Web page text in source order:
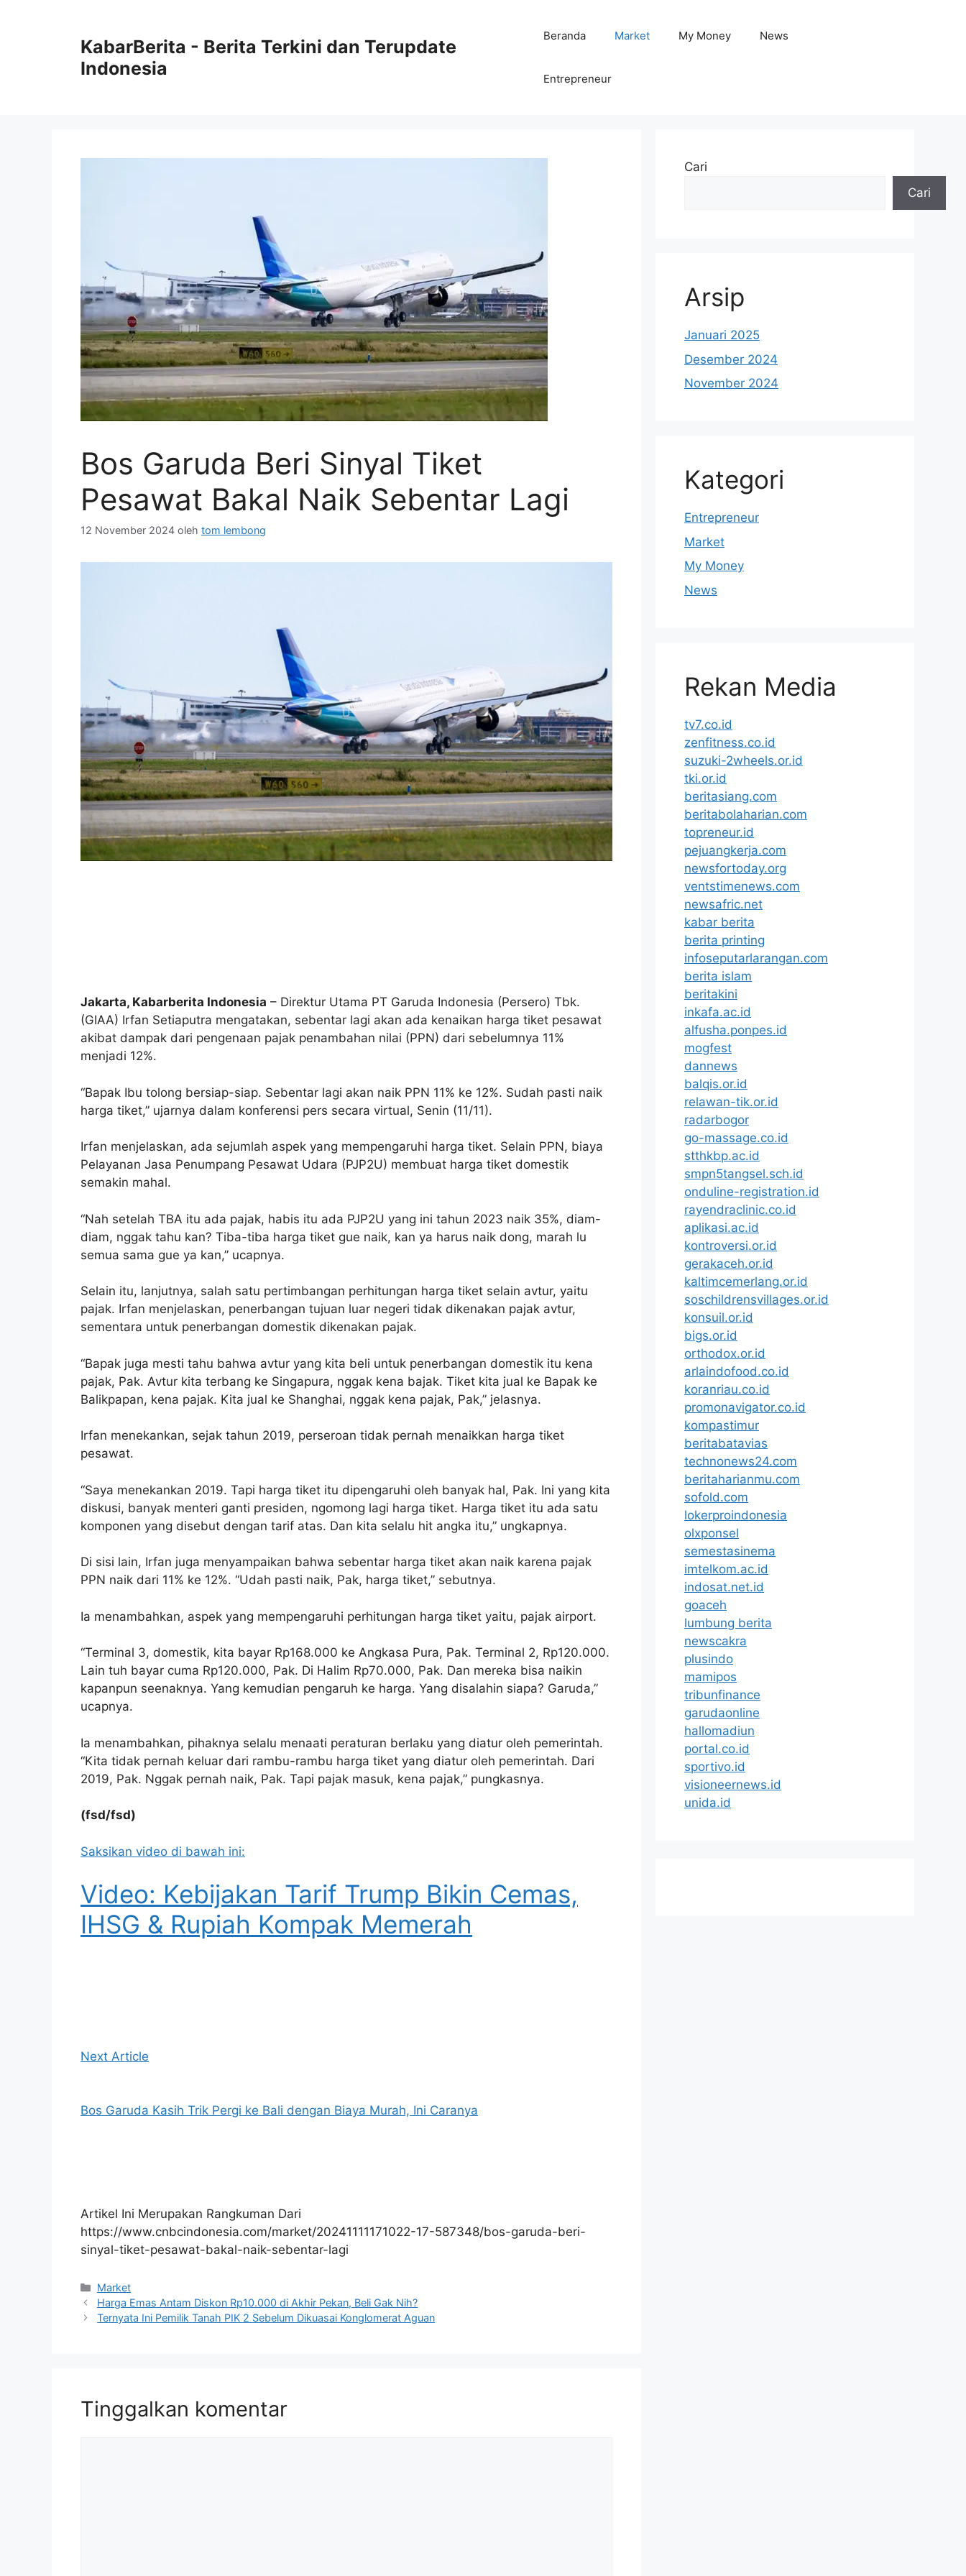
KabarBerita - Berita Terkini dan Terupdate
Indonesia
Beranda Market My Money News
Entrepreneur
Bos Garuda Beri Sinyal Tiket
Pesawat Bakal Naik Sebentar Lagi
12 November 2024 oleh tom lembong
Jakarta, Kabarberita Indonesia – Direktur Utama PT Garuda Indonesia (Persero) Tbk.
(GIAA) Irfan Setiaputra mengatakan, sebentar lagi akan ada kenaikan harga tiket pesawat
akibat dampak dari pengenaan pajak penambahan nilai (PPN) dari sebelumnya 11%
menjadi 12%.
“Bapak Ibu tolong bersiap-siap. Sebentar lagi akan naik PPN 11% ke 12%. Sudah pasti naik
harga tiket,” ujarnya dalam konferensi pers secara virtual, Senin (11/11).
Irfan menjelaskan, ada sejumlah aspek yang mempengaruhi harga tiket. Selain PPN, biaya
Pelayanan Jasa Penumpang Pesawat Udara (PJP2U) membuat harga tiket domestik
semakin mahal.
“Nah setelah TBA itu ada pajak, habis itu ada PJP2U yang ini tahun 2023 naik 35%, diam-
diam, nggak tahu kan? Tiba-tiba harga tiket gue naik, kan ya harus naik dong, marah lu
semua sama gue ya kan,” ucapnya.
Selain itu, lanjutnya, salah satu pertimbangan perhitungan harga tiket selain avtur, yaitu
pajak. Irfan menjelaskan, penerbangan tujuan luar negeri tidak dikenakan pajak avtur,
sementara untuk penerbangan domestik dikenakan pajak.
“Bapak juga mesti tahu bahwa avtur yang kita beli untuk penerbangan domestik itu kena
pajak, Pak. Avtur kita terbang ke Singapura, nggak kena bajak. Tiket kita jual ke Bapak ke
Balikpapan, kena pajak. Kita jual ke Shanghai, nggak kena pajak, Pak,” jelasnya.
Irfan menekankan, sejak tahun 2019, perseroan tidak pernah menaikkan harga tiket
pesawat.
“Saya menekankan 2019. Tapi harga tiket itu dipengaruhi oleh banyak hal, Pak. Ini yang kita
diskusi, banyak menteri ganti presiden, ngomong lagi harga tiket. Harga tiket itu ada satu
komponen yang disebut dengan tarif atas. Dan kita selalu hit angka itu,” ungkapnya.
Di sisi lain, Irfan juga menyampaikan bahwa sebentar harga tiket akan naik karena pajak
PPN naik dari 11% ke 12%. “Udah pasti naik, Pak, harga tiket,” sebutnya.
Ia menambahkan, aspek yang mempengaruhi perhitungan harga tiket yaitu, pajak airport.
“Terminal 3, domestik, kita bayar Rp168.000 ke Angkasa Pura, Pak. Terminal 2, Rp120.000.
Lain tuh bayar cuma Rp120.000, Pak. Di Halim Rp70.000, Pak. Dan mereka bisa naikin
kapanpun seenaknya. Yang kemudian pengaruh ke harga. Yang disalahin siapa? Garuda,”
ucapnya.
Ia menambahkan, pihaknya selalu menaati peraturan berlaku yang diatur oleh pemerintah.
“Kita tidak pernah keluar dari rambu-rambu harga tiket yang diatur oleh pemerintah. Dari
2019, Pak. Nggak pernah naik, Pak. Tapi pajak masuk, kena pajak,” pungkasnya.
(fsd/fsd)
Saksikan video di bawah ini:
Video: Kebijakan Tarif Trump Bikin Cemas,
IHSG & Rupiah Kompak Memerah
Next Article
Bos Garuda Kasih Trik Pergi ke Bali dengan Biaya Murah, Ini Caranya
Artikel Ini Merupakan Rangkuman Dari
https://www.cnbcindonesia.com/market/20241111171022-17-587348/bos-garuda-beri-
sinyal-tiket-pesawat-bakal-naik-sebentar-lagi
Kategori
Market
Harga Emas Antam Diskon Rp10.000 di Akhir Pekan, Beli Gak Nih?
Ternyata Ini Pemilik Tanah PIK 2 Sebelum Dikuasai Konglomerat Aguan
Tinggalkan komentar
Cari
Cari
Arsip
Januari 2025
Desember 2024
November 2024
Kategori
Entrepreneur
Market
My Money
News
Rekan Media
tv7.co.id
zenfitness.co.id
suzuki-2wheels.or.id
tki.or.id
beritasiang.com
beritabolaharian.com
topreneur.id
pejuangkerja.com
newsfortoday.org
ventstimenews.com
newsafric.net
kabar berita
berita printing
infoseputarlarangan.com
berita islam
beritakini
inkafa.ac.id
alfusha.ponpes.id
mogfest
dannews
balqis.or.id
relawan-tik.or.id
radarbogor
go-massage.co.id
stthkbp.ac.id
smpn5tangsel.sch.id
onduline-registration.id
rayendraclinic.co.id
aplikasi.ac.id
kontroversi.or.id
gerakaceh.or.id
kaltimcemerlang.or.id
soschildrensvillages.or.id
konsuil.or.id
bigs.or.id
orthodox.or.id
arlaindofood.co.id
koranriau.co.id
promonavigator.co.id
kompastimur
beritabatavias
technonews24.com
beritaharianmu.com
sofold.com
lokerproindonesia
olxponsel
semestasinema
imtelkom.ac.id
indosat.net.id
goaceh
lumbung berita
newscakra
plusindo
mamipos
tribunfinance
garudaonline
hallomadiun
portal.co.id
sportivo.id
visioneernews.id
unida.id